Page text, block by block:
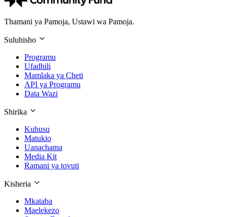
Thamani ya Pamoja, Ustawi wa Pamoja.
Suluhisho
Programu
Ufadhili
Mamlaka ya Cheti
API ya Programu
Data Wazi
Shirika
Kuhusu
Matukio
Uanachama
Media Kit
Ramani ya tovuti
Kisheria
Mkataba
Maelekezo